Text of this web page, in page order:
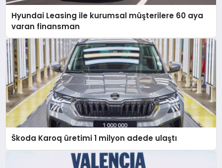
Hyundai Leasing ile kurumsal müşterilere 60 aya
varan finansman
Škoda Karoq üretimi 1 milyon adede ulaştı